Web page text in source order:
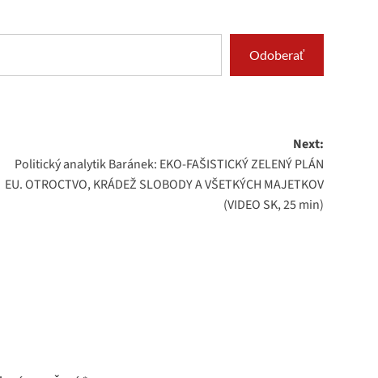
Odoberať
Next:
Politický analytik Baránek: EKO-FAŠISTICKÝ ZELENÝ PLÁN
EU. OTROCTVO, KRÁDEŽ SLOBODY A VŠETKÝCH MAJETKOV
(VIDEO SK, 25 min)